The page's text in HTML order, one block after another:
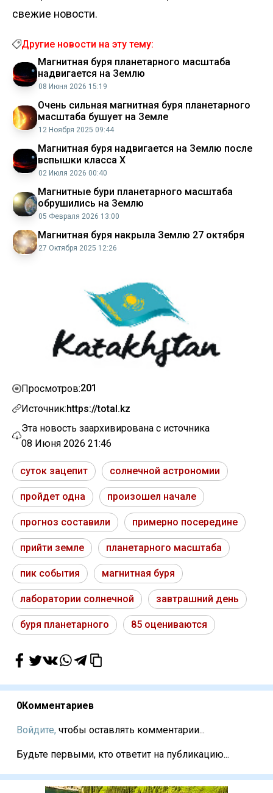
свежие новости.
Другие новости на эту тему:
Магнитная буря планетарного масштаба
надвигается на Землю
08 Июня 2026 15:19
Очень сильная магнитная буря планетарного
масштаба бушует на Земле
12 Ноября 2025 09:44
Магнитная буря надвигается на Землю после
вспышки класса X
02 Июля 2026 00:40
Магнитные бури планетарного масштаба
обрушились на Землю
05 Февраля 2026 13:00
Магнитная буря накрыла Землю 27 октября
27 Октября 2025 12:26
Просмотров:201
Источник:https://total.kz
Эта новость заархивирована с источника
08 Июня 2026 21:46
суток зацепит солнечной астрономии
пройдет одна произошел начале
прогноз составили примерно посередине
прийти земле планетарного масштаба
пик события магнитная буря
лаборатории солнечной завтрашний день
буря планетарного 85 оцениваются
0Комментариев
Войдите, чтобы оставлять комментарии...
Будьте первыми, кто ответит на публикацию...